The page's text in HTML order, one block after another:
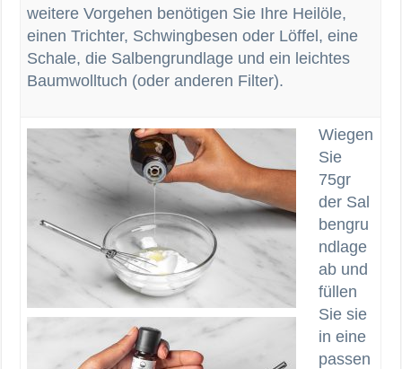
weitere Vorgehen benötigen Sie Ihre Heilöle,
einen Trichter, Schwingbesen oder Löffel, eine
Schale, die Salbengrundlage und ein leichtes
Baumwolltuch (oder anderen Filter).
Wiegen
Sie
75gr
der Sal
bengru
ndlage
ab und
füllen
Sie sie
in eine
passen